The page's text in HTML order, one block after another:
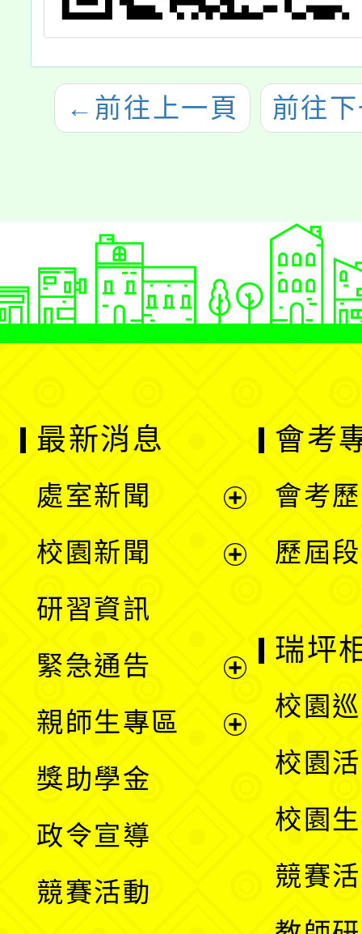
← 前往上一頁 前往
最新消息
處室新聞
單
校園新聞
選
單
研習資訊
緊急通告
親師生專區
獎助學金
政令宣導
競賽活動
會考
會考
歷屆
瑞坪
校園
校園
校園
競賽